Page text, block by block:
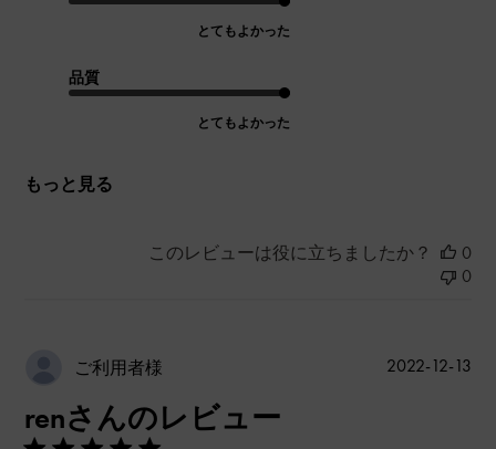
とてもよかった
品質
とてもよかった
もっと見る
このレビューは役に立ちましたか？
0
0
ご利用者様
renさんのレビュー
公
2022-12-13